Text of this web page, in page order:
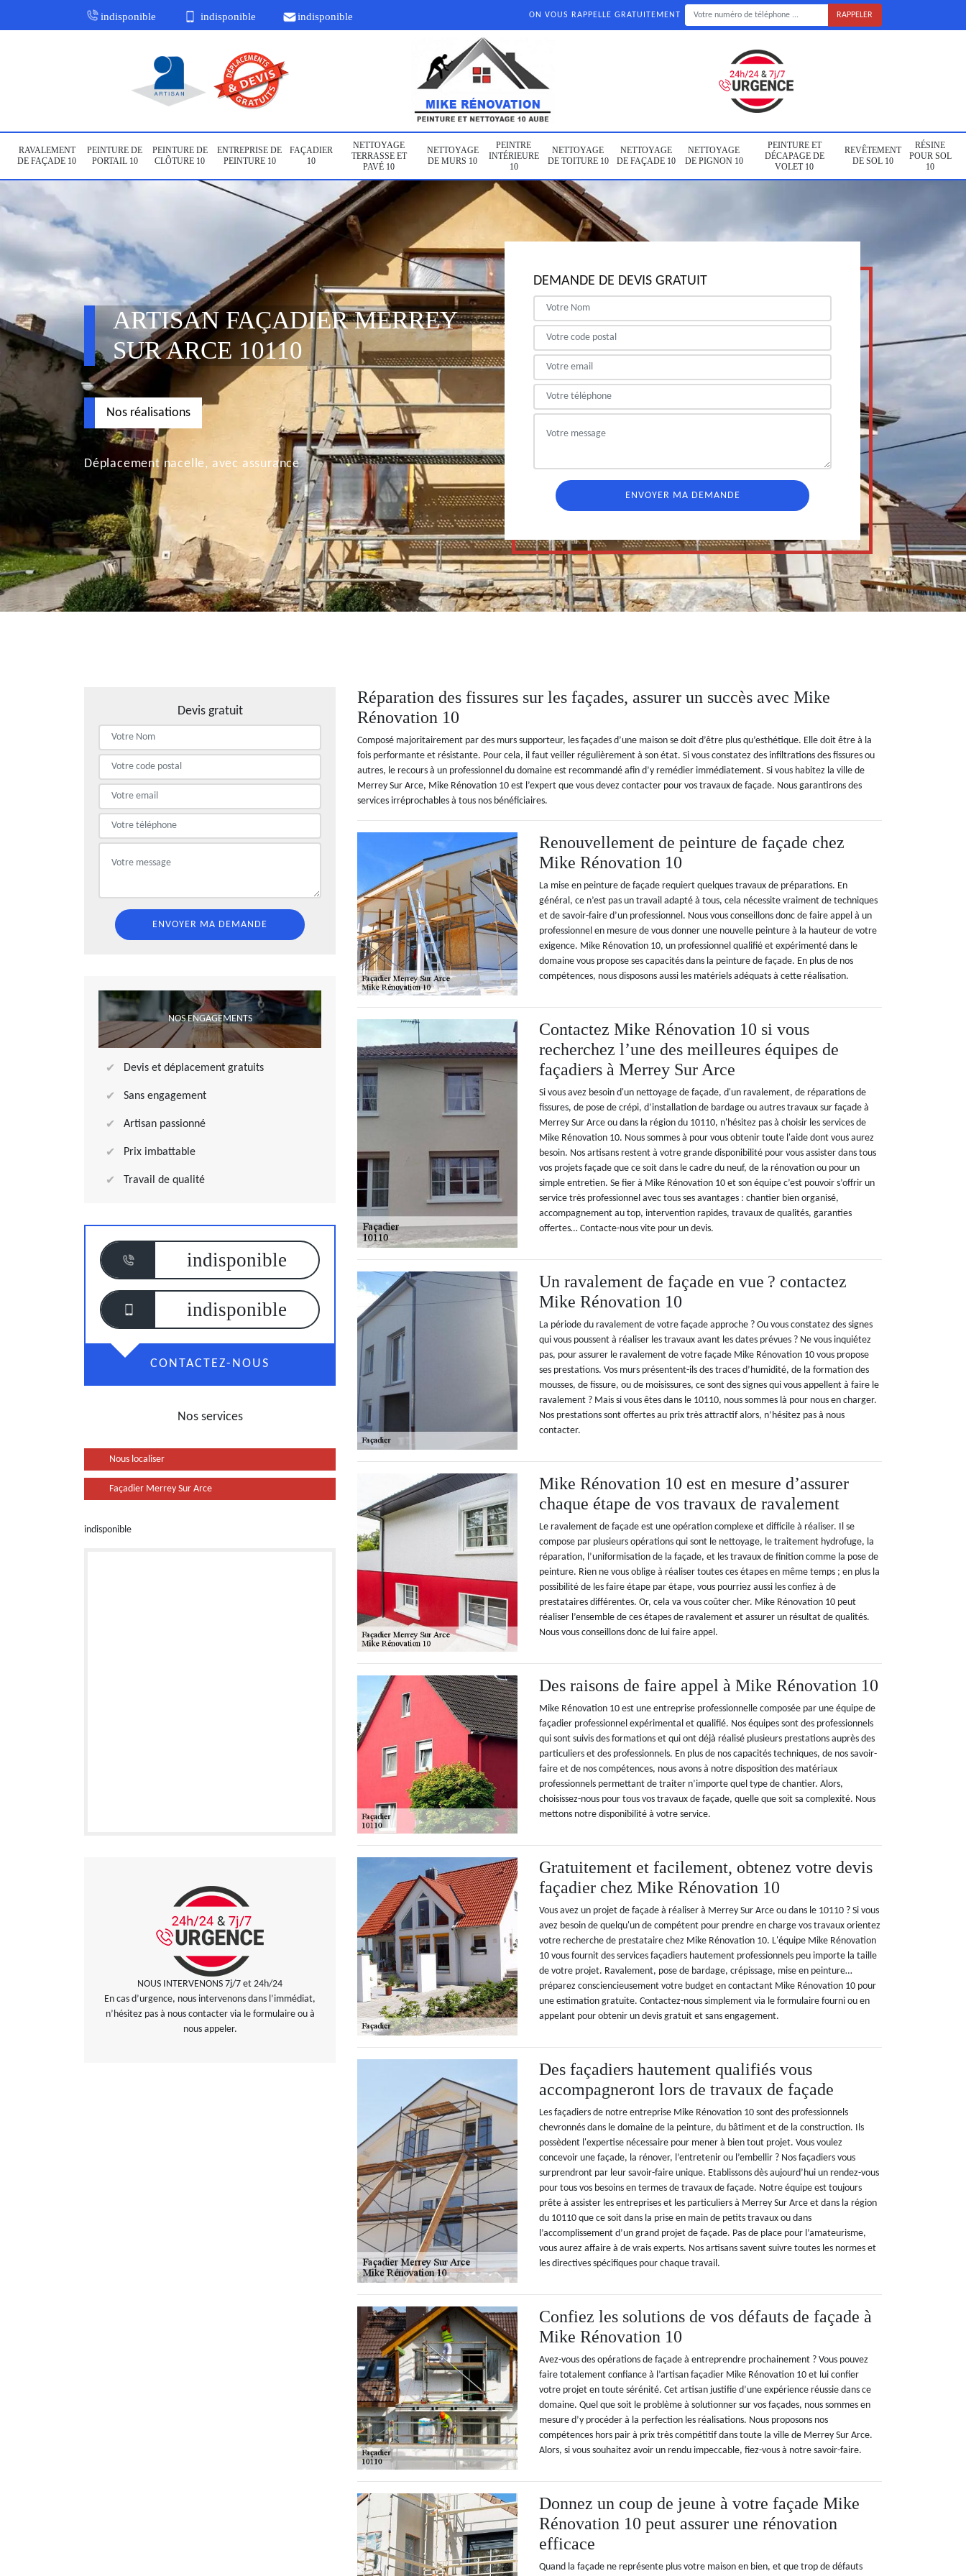
indisponible indisponible indisponible ON VOUS RAPPELLE GRATUITEMENT
RAVALEMENT
DE FAÇADE 10
PEINTURE DE
PORTAIL 10
PEINTURE DE
CLÔTURE 10
ENTREPRISE DE
PEINTURE 10
FAÇADIER
10
NETTOYAGE
TERRASSE ET
PAVÉ 10
NETTOYAGE
DE MURS 10
PEINTRE
INTÉRIEURE
10
NETTOYAGE
DE TOITURE 10
NETTOYAGE
DE FAÇADE 10
NETTOYAGE
DE PIGNON 10
PEINTURE ET
DÉCAPAGE DE
VOLET 10
REVÊTEMENT
DE SOL 10
RÉSINE
POUR SOL
10
ARTISAN FAÇADIER MERREY
SUR ARCE 10110
Nos réalisations
Déplacement nacelle, avec assurance
DEMANDE DE DEVIS GRATUIT
Devis gratuit
NOS ENGAGEMENTS
Devis et déplacement gratuits
Sans engagement
Artisan passionné
Prix imbattable
Travail de qualité
indisponible
indisponible
CONTACTEZ-NOUS
Nos services
Nous localiser
Façadier Merrey Sur Arce
indisponible
NOUS INTERVENONS 7j/7 et 24h/24
En cas d’urgence, nous intervenons dans l’immédiat,
n’hésitez pas à nous contacter via le formulaire ou à
nous appeler.
Réparation des fissures sur les façades, assurer un succès avec Mike
Rénovation 10
Composé majoritairement par des murs supporteur, les façades d’une maison se doit d’être plus qu’esthétique. Elle doit être à la
fois performante et résistante. Pour cela, il faut veiller régulièrement à son état. Si vous constatez des infiltrations des fissures ou
autres, le recours à un professionnel du domaine est recommandé afin d’y remédier immédiatement. Si vous habitez la ville de
Merrey Sur Arce, Mike Rénovation 10 est l’expert que vous devez contacter pour vos travaux de façade. Nous garantirons des
services irréprochables à tous nos bénéficiaires.
Renouvellement de peinture de façade chez
Mike Rénovation 10
La mise en peinture de façade requiert quelques travaux de préparations. En
général, ce n’est pas un travail adapté à tous, cela nécessite vraiment de techniques
et de savoir-faire d’un professionnel. Nous vous conseillons donc de faire appel à un
professionnel en mesure de vous donner une nouvelle peinture à la hauteur de votre
exigence. Mike Rénovation 10, un professionnel qualifié et expérimenté dans le
domaine vous propose ses capacités dans la peinture de façade. En plus de nos
compétences, nous disposons aussi les matériels adéquats à cette réalisation.
Contactez Mike Rénovation 10 si vous
recherchez l’une des meilleures équipes de
façadiers à Merrey Sur Arce
Si vous avez besoin d'un nettoyage de façade, d'un ravalement, de réparations de
fissures, de pose de crépi, d’installation de bardage ou autres travaux sur façade à
Merrey Sur Arce ou dans la région du 10110, n'hésitez pas à choisir les services de
Mike Rénovation 10. Nous sommes à pour vous obtenir toute l'aide dont vous aurez
besoin. Nos artisans restent à votre grande disponibilité pour vous assister dans tous
vos projets façade que ce soit dans le cadre du neuf, de la rénovation ou pour un
simple entretien. Se fier à Mike Rénovation 10 et son équipe c’est pouvoir s’offrir un
service très professionnel avec tous ses avantages : chantier bien organisé,
accompagnement au top, intervention rapides, travaux de qualités, garanties
offertes… Contacte-nous vite pour un devis.
Un ravalement de façade en vue ? contactez
Mike Rénovation 10
La période du ravalement de votre façade approche ? Ou vous constatez des signes
qui vous poussent à réaliser les travaux avant les dates prévues ? Ne vous inquiétez
pas, pour assurer le ravalement de votre façade Mike Rénovation 10 vous propose
ses prestations. Vos murs présentent-ils des traces d’humidité, de la formation des
mousses, de fissure, ou de moisissures, ce sont des signes qui vous appellent à faire le
ravalement ? Mais si vous êtes dans le 10110, nous sommes là pour nous en charger.
Nos prestations sont offertes au prix très attractif alors, n’hésitez pas à nous
contacter.
Mike Rénovation 10 est en mesure d’assurer
chaque étape de vos travaux de ravalement
Le ravalement de façade est une opération complexe et difficile à réaliser. Il se
compose par plusieurs opérations qui sont le nettoyage, le traitement hydrofuge, la
réparation, l’uniformisation de la façade, et les travaux de finition comme la pose de
peinture. Rien ne vous oblige à réaliser toutes ces étapes en même temps ; en plus la
possibilité de les faire étape par étape, vous pourriez aussi les confiez à de
prestataires différentes. Or, cela va vous coûter cher. Mike Rénovation 10 peut
réaliser l’ensemble de ces étapes de ravalement et assurer un résultat de qualités.
Nous vous conseillons donc de lui faire appel.
Des raisons de faire appel à Mike Rénovation 10
Mike Rénovation 10 est une entreprise professionnelle composée par une équipe de
façadier professionnel expérimental et qualifié. Nos équipes sont des professionnels
qui sont suivis des formations et qui ont déjà réalisé plusieurs prestations auprès des
particuliers et des professionnels. En plus de nos capacités techniques, de nos savoir-
faire et de nos compétences, nous avons à notre disposition des matériaux
professionnels permettant de traiter n’importe quel type de chantier. Alors,
choisissez-nous pour tous vos travaux de façade, quelle que soit sa complexité. Nous
mettons notre disponibilité à votre service.
Gratuitement et facilement, obtenez votre devis
façadier chez Mike Rénovation 10
Vous avez un projet de façade à réaliser à Merrey Sur Arce ou dans le 10110 ? Si vous
avez besoin de quelqu'un de compétent pour prendre en charge vos travaux orientez
votre recherche de prestataire chez Mike Rénovation 10. L'équipe Mike Rénovation
10 vous fournit des services façadiers hautement professionnels peu importe la taille
de votre projet. Ravalement, pose de bardage, crépissage, mise en peinture…
préparez consciencieusement votre budget en contactant Mike Rénovation 10 pour
une estimation gratuite. Contactez-nous simplement via le formulaire fourni ou en
appelant pour obtenir un devis gratuit et sans engagement.
Des façadiers hautement qualifiés vous
accompagneront lors de travaux de façade
Les façadiers de notre entreprise Mike Rénovation 10 sont des professionnels
chevronnés dans le domaine de la peinture, du bâtiment et de la construction. Ils
possèdent l'expertise nécessaire pour mener à bien tout projet. Vous voulez
concevoir une façade, la rénover, l’entretenir ou l’embellir ? Nos façadiers vous
surprendront par leur savoir-faire unique. Etablissons dès aujourd’hui un rendez-vous
pour tous vos besoins en termes de travaux de façade. Notre équipe est toujours
prête à assister les entreprises et les particuliers à Merrey Sur Arce et dans la région
du 10110 que ce soit dans la prise en main de petits travaux ou dans
l’accomplissement d’un grand projet de façade. Pas de place pour l’amateurisme,
vous aurez affaire à de vrais experts. Nos artisans savent suivre toutes les normes et
les directives spécifiques pour chaque travail.
Confiez les solutions de vos défauts de façade à
Mike Rénovation 10
Avez-vous des opérations de façade à entreprendre prochainement ? Vous pouvez
faire totalement confiance à l’artisan façadier Mike Rénovation 10 et lui confier
votre projet en toute sérénité. Cet artisan justifie d’une expérience réussie dans ce
domaine. Quel que soit le problème à solutionner sur vos façades, nous sommes en
mesure d’y procéder à la perfection les réalisations. Nous proposons nos
compétences hors pair à prix très compétitif dans toute la ville de Merrey Sur Arce.
Alors, si vous souhaitez avoir un rendu impeccable, fiez-vous à notre savoir-faire.
Donnez un coup de jeune à votre façade Mike
Rénovation 10 peut assurer une rénovation
efficace
Quand la façade ne représente plus votre maison en bien, et que trop de défauts